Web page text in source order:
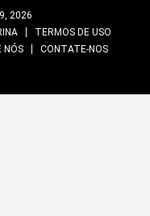
2026
TERMOS DE USO
NÓS CONTATE-NOS